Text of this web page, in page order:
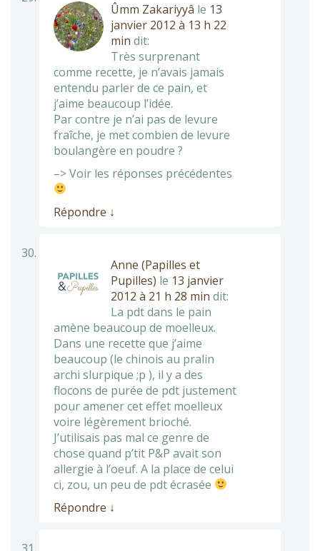
Ûmm Zakariyyâ le 13
janvier 2012 à 13 h 22
min dit:
Très surprenant
comme recette, je n’avais jamais
entendu parler de ce pain, et
j’aime beaucoup l’idée.
Par contre je n’ai pas de levure
fraîche, je met combien de levure
boulangère en poudre ?
–> Voir les réponses précédentes
Répondre ↓
Anne (Papilles et
Pupilles) le 13 janvier
2012 à 21 h 28 min dit:
La pdt dans le pain
amène beaucoup de moelleux.
Dans une recette que j’aime
beaucoup (le chinois au pralin
archi slurpique ;p ), il y a des
flocons de purée de pdt justement
pour amener cet effet moelleux
voire légèrement brioché.
J’utilisais pas mal ce genre de
chose quand p’tit P&P avait son
allergie à l’oeuf. A la place de celui
ci, zou, un peu de pdt écrasée
Répondre ↓